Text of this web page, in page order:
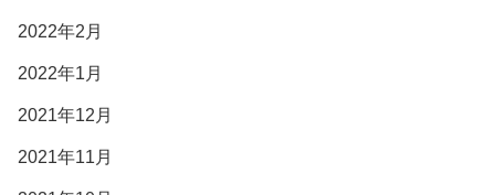
2022年2月
2022年1月
2021年12月
2021年11月